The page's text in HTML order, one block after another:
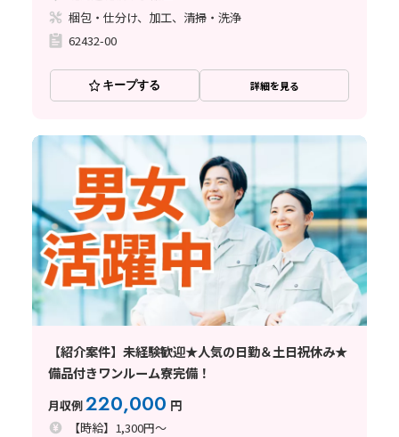
梱包・仕分け、加工、清掃・洗浄
62432-00
キープする 詳細を見る
【紹介案件】未経験歓迎★人気の日勤＆土日祝休み★
備品付きワンルーム寮完備！
月収例220,000 円
【時給】1,300円～